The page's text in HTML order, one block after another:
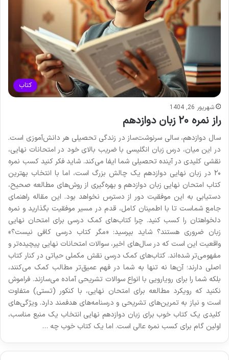
کتاب
شهریور 26, 1404
راز نمره ۲۰ زبان دوازدهم
سال دوازدهم، سالی سرنوشت‌ساز در زندگی تحصیلی هر دانش‌آموزی است.
در این میان، درس زبان انگلیسی با ضریب بالای خود در امتحانات نهایی،
نقشی کلیدی در آینده تحصیلی شما ایفا می‌کند. شاید فکر کنید کسب نمره
۲۰ در زبان نهایی دوازدهم یک چالش بزرگ است، اما با انتخاب بهترین
کتاب امتحان نهایی زبان دوازدهم و بهره‌گیری از روش‌های مطالعه صحیح،
دستیابی به این موفقیت دور از دسترس نخواهد بود. این مقاله راهنمای
جامع شماست تا با اطمینان کامل، قدم در مسیر موفقیت بگذارید و نمره
دلخواهتان را کسب کنید. چرا کتاب‌های کمک درسی برای امتحان نهایی
زبان ضروری هستند؟ شاید بپرسید: «مگر کتاب درسی کافی نیست؟»
واقعیت این است که در سال‌های اخیر، سوالات امتحانات نهایی پیچیده‌تر و
مفهومی‌تر شده‌اند. کتاب‌های کمک درسی نقش مکملی حیاتی در کنار کتاب
اصلی دارند؛ آن‌ها نه تنها به شما در فهم عمیق‌تر مطالب کمک می‌کنند،
بلکه شما را برای رویارویی با انواع سوالات تشریحی آماده می‌سازند. فراموش
نکنید که رویکرد مطالعه برای امتحان نهایی، با کنکور (تستی) متفاوت
است و نیاز به تمرین‌های تشریحی و درسنامه‌های هدفمند دارد. ویژگی‌های
کلیدی یک کتاب خوب برای زبان دوازدهم نهایی انتخاب یک منبع مناسب،
اولین گام برای کسب نمره عالی است. اما یک کتاب خوب چه …